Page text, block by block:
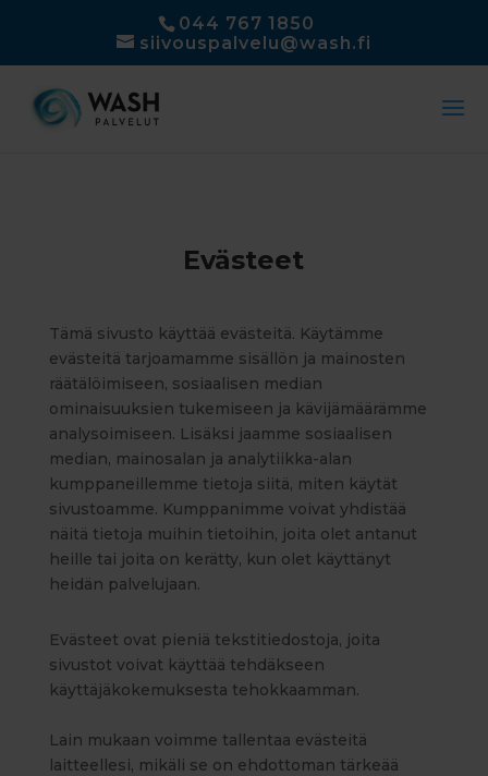
044 767 1850
siivouspalvelu@wash.fi
Evästeet
Tämä sivusto käyttää evästeitä. Käytämme
evästeitä tarjoamamme sisällön ja mainosten
räätälöimiseen, sosiaalisen median
ominaisuuksien tukemiseen ja kävijämäärämme
analysoimiseen. Lisäksi jaamme sosiaalisen
median, mainosalan ja analytiikka-alan
kumppaneillemme tietoja siitä, miten käytät
sivustoamme. Kumppanimme voivat yhdistää
näitä tietoja muihin tietoihin, joita olet antanut
heille tai joita on kerätty, kun olet käyttänyt
heidän palvelujaan.
Evästeet ovat pieniä tekstitiedostoja, joita
sivustot voivat käyttää tehdäkseen
käyttäjäkokemuksesta tehokkaamman.
Lain mukaan voimme tallentaa evästeitä
laitteellesi, mikäli se on ehdottoman tärkeää